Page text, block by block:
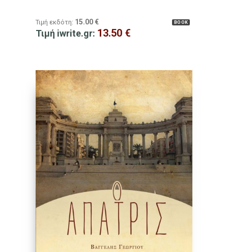
BOOK
Τιμή εκδότη: 15.00 €
Τιμή iwrite.gr: 13.50 €